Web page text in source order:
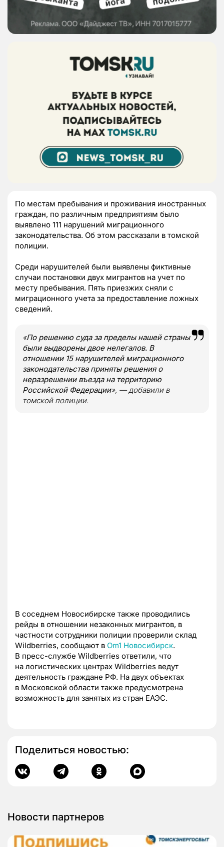
По местам пребывания и проживания иностранных
граждан, по различным предприятиям было
выявлено 111 нарушений миграционного
законодательства. Об этом рассказали в томской
полиции.
Среди нарушителей были выявлены фиктивные
случаи постановки двух мигрантов на учет по
месту пребывания. Пять приезжих сняли с
миграционного учета за предоставление ложных
сведений.
«По решению суда за пределы нашей страны
были выдворены двое нелегалов. В
отношении 15 нарушителей миграционного
законодательства приняты решения о
неразрешении въезда на территорию
Российской Федерации», — добавили в
томской полиции.
В соседнем Новосибирске также проводились
рейды в отношении незаконных мигрантов, в
частности сотрудники полиции проверили склад
Wildberries, сообщают в Om1 Новосибирск.
В пресс-службе Wildberries ответили, что
на логистических центрах Wildberries ведут
деятельность граждане РФ. На двух объектах
в Московской области также предусмотрена
возможность для занятых из стран ЕАЭС.
Поделиться новостью:
Новости партнеров